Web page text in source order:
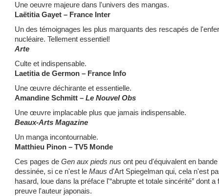
Une oeuvre majeure dans l'univers des mangas.
Laëtitia Gayet – France Inter
Un des témoignages les plus marquants des rescapés de l'enfer
nucléaire. Tellement essentiel!
Arte
Culte et indispensable.
Laetitia de Germon – France Info
Une œuvre déchirante et essentielle.
Amandine Schmitt – Le Nouvel Obs
Une œuvre implacable plus que jamais indispensable.
Beaux-Arts Magazine
Un manga incontournable.
Matthieu Pinon – TV5 Monde
Ces pages de Gen aux pieds nus ont peu d'équivalent en bande
dessinée, si ce n'est le Maus d'Art Spiegelman qui, cela n'est
hasard, loue dans la préface l'“abrupte et totale sincérité” dont a
preuve l'auteur japonais.